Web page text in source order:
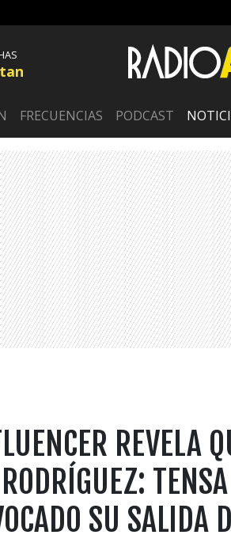
FRECUENCIAS PODCAST
REVELA
SU SALIDA